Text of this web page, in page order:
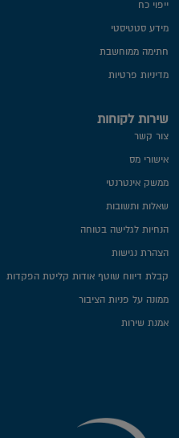
ייפוי כח
מידע סטטיסטי
חתימה ממוחשבת
מדיניות פרטיות​
שירות לקוחות
צור קשר
אישורי מס
ממשק אינטרנטי
שאלות ותשובות
הנחיות לגלישה בטוחה
הצהרת נגישות
קבלת דיווח שוטף אודות קליטת הפקדות
ממונה על פניות הציבור
אמנת שירות